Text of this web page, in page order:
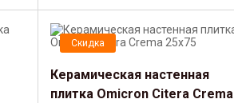
Скидка
Керамическая настенная
плитка Omicron Citera Crema